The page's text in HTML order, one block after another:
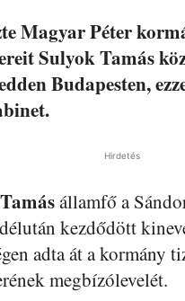
Magyar Péter
Sulyok Tamás
Budapesten,
Hirdetés
államfő a
kezdődött
adta át a kormány
megbízólevelét.